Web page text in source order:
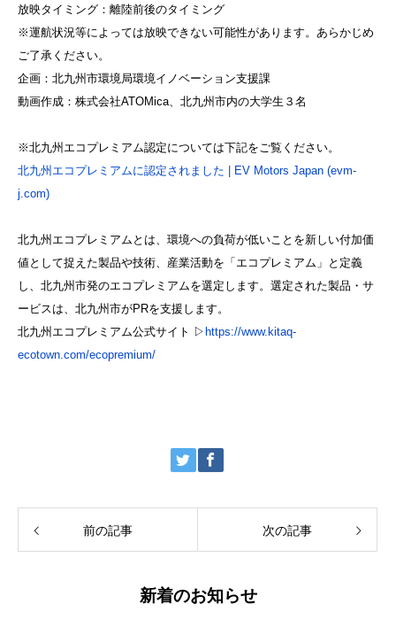
放映タイミング：離陸前後のタイミング
※運航状況等によっては放映できない可能性があります。あらかじめ
ご了承ください。
企画：北九州市環境局環境イノベーション支援課
動画作成：株式会社ATOMica、北九州市内の大学生３名
※北九州エコプレミアム認定については下記をご覧ください。
北九州エコプレミアムに認定されました | EV Motors Japan (evm-
j.com)
北九州エコプレミアムとは、環境への負荷が低いことを新しい付加価
値として捉えた製品や技術、産業活動を「エコプレミアム」と定義
し、北九州市発のエコプレミアムを選定します。選定された製品・サ
ービスは、北九州市がPRを支援します。
北九州エコプレミアム公式サイト ▷ https://www.kitaq-
ecotown.com/ecopremium/
前の記事 次の記事
新着のお知らせ